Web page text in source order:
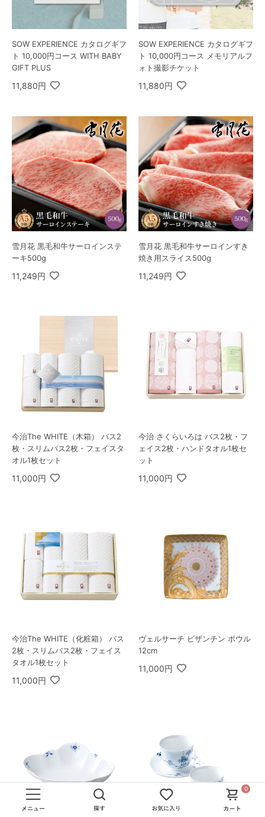
0
SOW EXPERIENCE カタログギフ
ト 10,000円コース WITH BABY
GIFT PLUS
11,880円
SOW EXPERIENCE カタログギフ
ト 10,000円コース メモリアルフ
ォト撮影チケット
11,880円
雪月花 黒毛和牛サーロインステ
ーキ500g
11,249円
雪月花 黒毛和牛サーロインすき
焼き用スライス500g
11,249円
今治The WHITE（木箱） バス2
枚・スリムバス2枚・フェイスタ
オル1枚セット
11,000円
今治 さくらいろは バス2枚・フ
ェイス2枚・ハンドタオル1枚セ
ット
11,000円
今治The WHITE（化粧箱） バス
2枚・スリムバス2枚・フェイス
タオル1枚セット
11,000円
ヴェルサーチ ビザンチン ボウル
12cm
11,000円